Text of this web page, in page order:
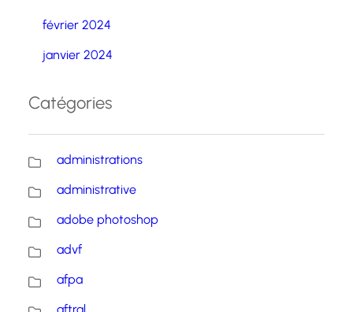
février 2024
janvier 2024
Catégories
administrations
administrative
adobe photoshop
advf
afpa